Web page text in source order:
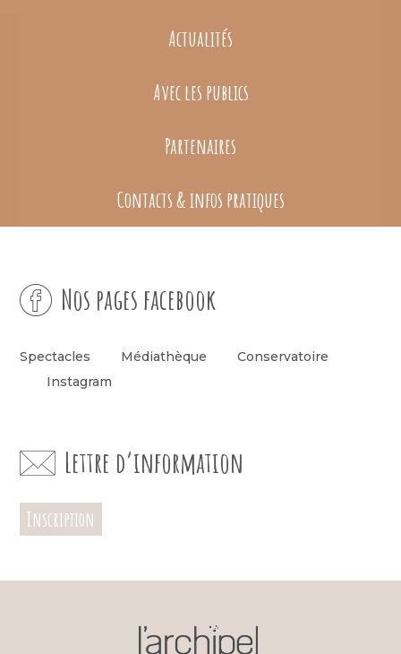
Actualités
Avec les publics
Partenaires
Contacts & infos pratiques
Nos pages facebook
Spectacles Médiathèque
Conservatoire
Instagram
Lettre d’information
Inscription